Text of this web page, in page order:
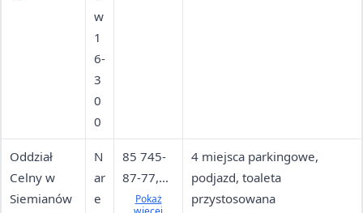
w
1
6-
3
0
0
Oddział
Celny w
Siemianów
N
ar
e
85 745-
87-77,
539 523
Pokaż
4 miejsca parkingowe,
podjazd, toaleta
przystosowana